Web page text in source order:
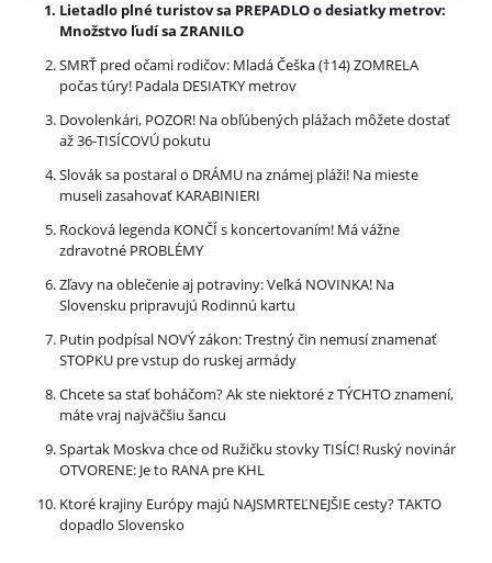
Lietadlo plné turistov sa PREPADLO o desiatky metrov:
Množstvo ľudí sa ZRANILO
SMRŤ pred očami rodičov: Mladá Češka (†14) ZOMRELA
počas túry! Padala DESIATKY metrov
Dovolenkári, POZOR! Na obľúbených plážach môžete dostať
až 36-TISÍCOVÚ pokutu
Slovák sa postaral o DRÁMU na známej pláži! Na mieste
museli zasahovať KARABINIERI
Rocková legenda KONČÍ s koncertovaním! Má vážne
zdravotné PROBLÉMY
Zľavy na oblečenie aj potraviny: Veľká NOVINKA! Na
Slovensku pripravujú Rodinnú kartu
Putin podpísal NOVÝ zákon: Trestný čin nemusí znamenať
STOPKU pre vstup do ruskej armády
Chcete sa stať boháčom? Ak ste niektoré z TÝCHTO znamení,
máte vraj najväčšiu šancu
Spartak Moskva chce od Ružičku stovky TISÍC! Ruský novinár
OTVORENE: Je to RANA pre KHL
Ktoré krajiny Európy majú NAJSMRTEĽNEJŠIE cesty? TAKTO
dopadlo Slovensko